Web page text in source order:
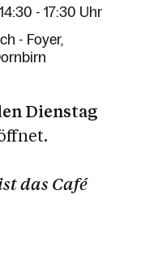
- 17:30 Uhr
- Foyer
Dienstag
das Café